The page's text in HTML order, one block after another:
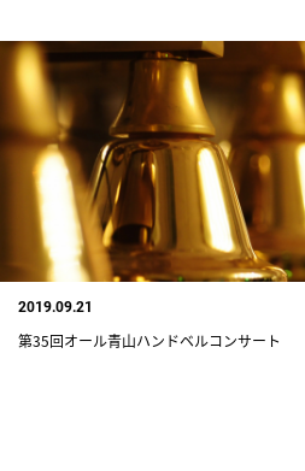
2019.09.21
第35回オール青山ハンドベルコンサート